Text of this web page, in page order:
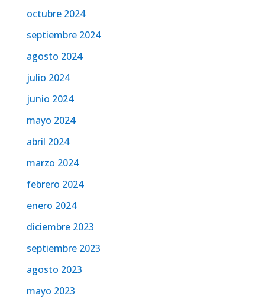
octubre 2024
septiembre 2024
agosto 2024
julio 2024
junio 2024
mayo 2024
abril 2024
marzo 2024
febrero 2024
enero 2024
diciembre 2023
septiembre 2023
agosto 2023
mayo 2023